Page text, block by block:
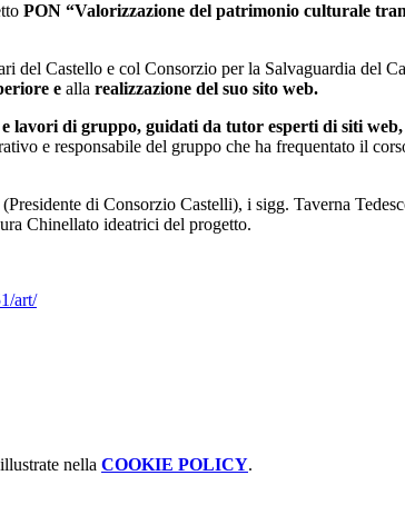
PON “Valorizzazione del patrimonio culturale
del Castello e col Consorzio per la Salvaguardia del
e alla realizzazione del suo sito web.
lavori di gruppo, guidati da tutor esperti di siti
e responsabile del gruppo che ha frequentato il
di Consorzio Castelli), i sigg. Taverna
Chinellato ideatrici del progetto.
art/
nella COOKIE POLICY.